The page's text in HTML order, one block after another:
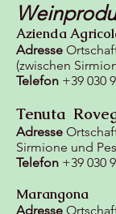
Azienda
Adresse
(zwischen
Telefon +39 030
Tenuta
Adresse
Sirmione und
Telefon +39 030
Marangona
Adresse